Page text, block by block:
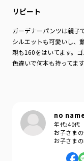
リピート
ガーデナーパンツは親子
シルエットも可愛いし、
親も160をはいてます。
色違いで何本も持ってます
no
年代:40代
お子さま
お子さま
ブランド
カテゴリ
／ ボトムス >
カラー
／ブラウン
性別タイプ
／ BOY
商品番号
／11-4332-